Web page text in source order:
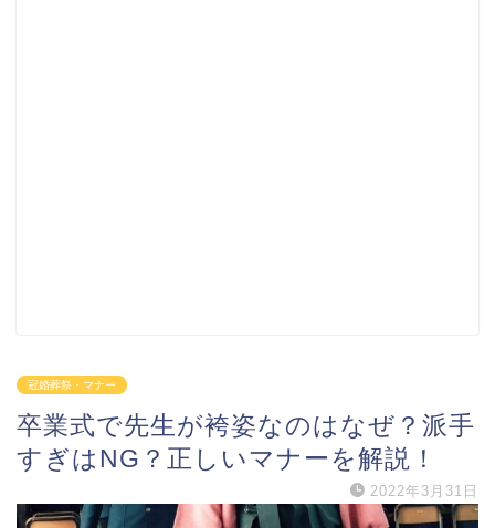
冠婚葬祭・マナー
卒業式で先生が袴姿なのはなぜ？派手
すぎはNG？正しいマナーを解説！
2022年3月31日